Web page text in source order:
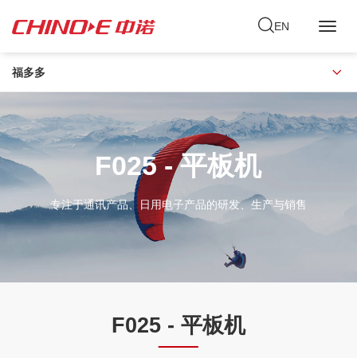
EN
福多多
F025 - 平板机
专注于通讯产品、日用电子产品的研发、生产与销售
F025 - 平板机